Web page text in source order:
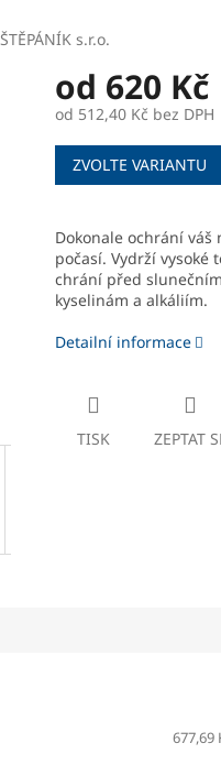
s.r.o.
od 620 Kč
od 512,40 Kč bez DPH
Měrná
cena:
ZVOLTE VARIANTU
Dokonale ochrání
počasí. Vydrží vysoké
chrání před
kyselinám a alkáliím.
Detailní informace
TISK ZEPTAT
677,69